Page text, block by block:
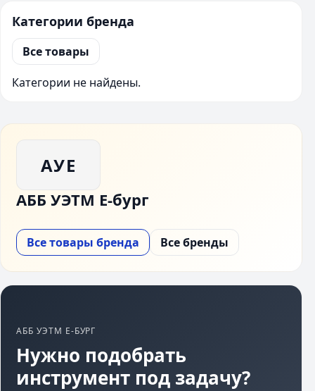
Категории бренда
Все товары
Категории не найдены.
АУЕ
АББ УЭТМ Е-бург
Все товары бренда Все бренды
АББ УЭТМ Е-БУРГ
Нужно подобрать
инструмент под задачу?